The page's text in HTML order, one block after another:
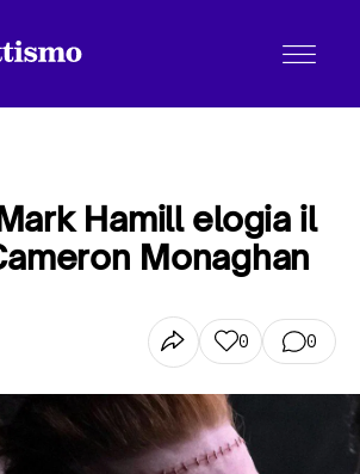
Hamill elogia il
Monaghan
0 0